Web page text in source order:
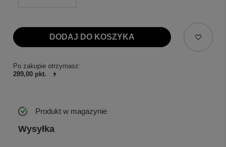
DODAJ DO KOSZYKA
Po zakupie otrzymasz:
289,00 pkt.
Produkt w magazynie
Wysyłka